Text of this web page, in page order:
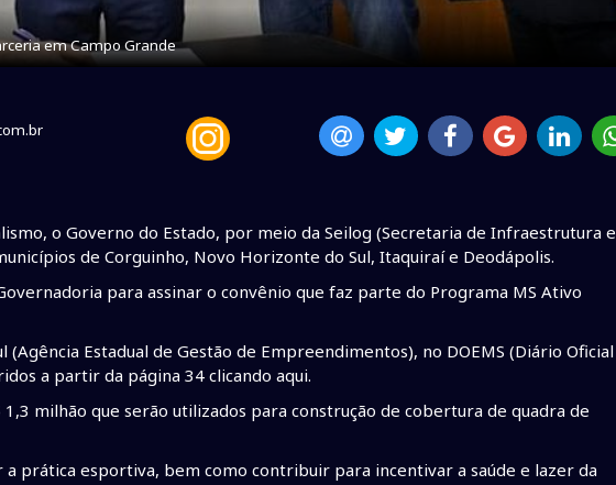
em Campo Grande
o Governo do Estado, por meio da Seilog (Secretaria de Infraestrutura e
de Corguinho, Novo Horizonte do Sul, Itaquiraí e Deodápolis.
para assinar o convênio que faz parte do Programa MS Ativo
Estadual de Gestão de Empreendimentos), no DOEMS (Diário Oficial
a partir da página 34 clicando aqui.
milhão que serão utilizados para construção de cobertura de quadra de
prática esportiva, bem como contribuir para incentivar a saúde e lazer da